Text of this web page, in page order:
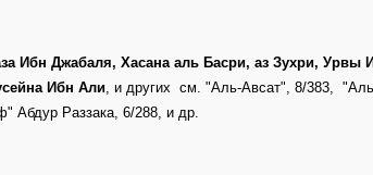
Ибн Джабаля, Хасана аль Басри, аз Зухри, Урвы
Ибн Али , и других см. "Аль-Авсат", 8/383,
Раззака, 6/288, и др.